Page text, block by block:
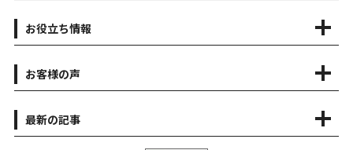
お役立ち情報
お客様の声
最新の記事